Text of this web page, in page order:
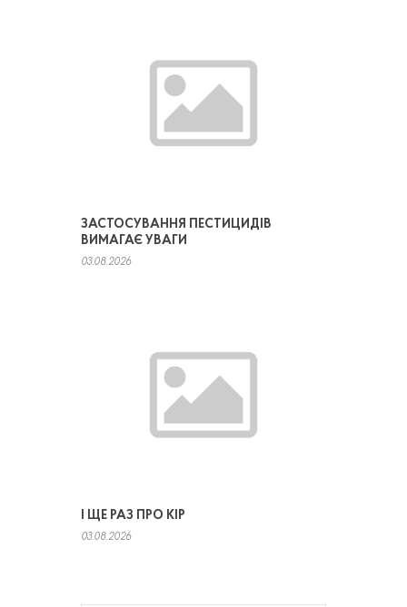
ЗАСТОСУВАННЯ ПЕСТИЦИДІВ
ВИМАГАЄ УВАГИ
03.08.2026
І ЩЕ РАЗ ПРО КІР
03.08.2026